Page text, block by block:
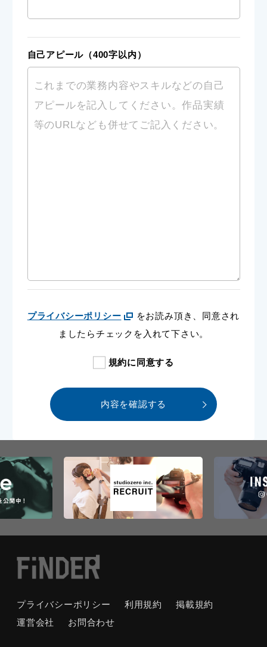
自己アピール （400字以内）
プライバシーポリシー
をお読み頂き、同意され
ましたらチェックを入れて下さい。
規約に同意する
内容を確認する
プライバシーポリシー 利用規約
掲載規約
運営会社
お問合わせ